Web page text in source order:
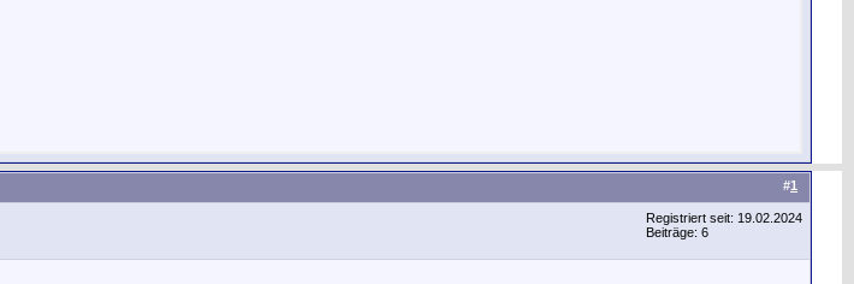
#1
Registriert seit: 19.02.2024
Beiträge: 6